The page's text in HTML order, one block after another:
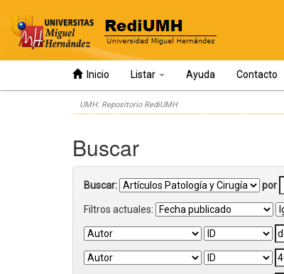
Inicio Listar Ayuda Contacto
UMH: Repositorio RediUMH
Buscar
Buscar: por
Filtros actuales: